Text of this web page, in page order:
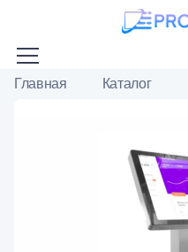
Главная Каталог